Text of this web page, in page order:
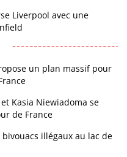
Liverpool avec une
un plan massif pour
Kasia Niewiadoma se
de France
illégaux au lac de